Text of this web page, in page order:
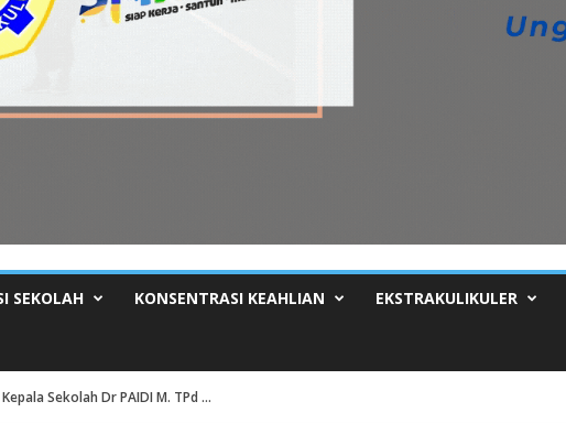
SEKOLAH KONSENTRASI KEAHLIAN EKSTRAKULIKULER
Sekolah Dr PAIDI M. TPd ...